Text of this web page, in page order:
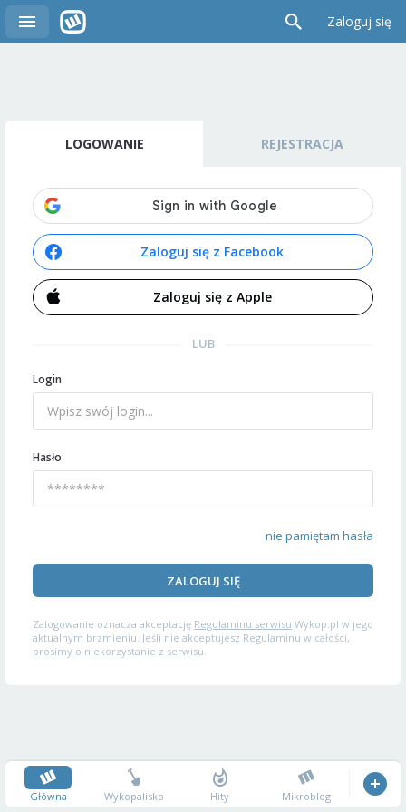
Zaloguj się
LOGOWANIE REJESTRACJA
Zaloguj się z Facebook
Zaloguj się z Apple
LUB
Login
Hasło
nie pamiętam hasła
ZALOGUJ SIĘ
Zalogowanie oznacza akceptację Regulaminu serwisu Wykop.pl w jego
aktualnym brzmieniu. Jeśli nie akceptujesz Regulaminu w całości,
prosimy o niekorzystanie z serwisu.
Główna Wykopalisko Hity Mikroblog